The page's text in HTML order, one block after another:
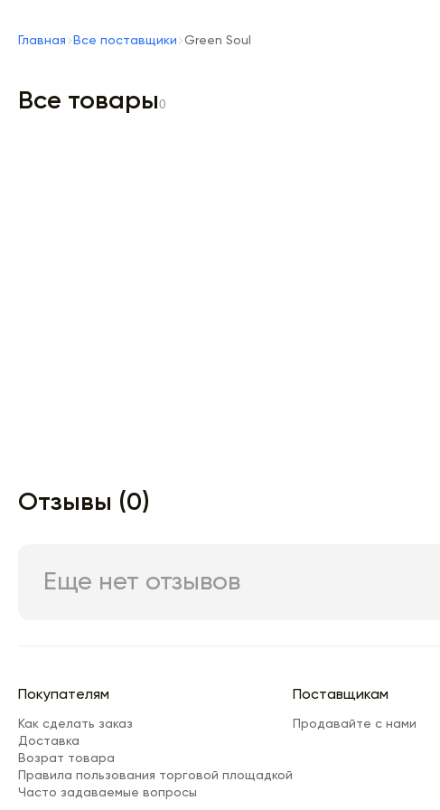
Главная Все поставщики Green Soul
Все товары0
Отзывы (0)
Еще нет отзывов
Покупателям
Как сделать заказ
Доставка
Возрат товара
Правила пользования торговой площадкой
Часто задаваемые вопросы
Поставщикам
Продавайте с нами